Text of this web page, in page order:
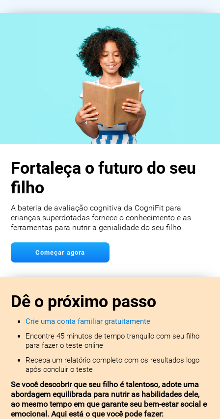
Fortaleça o futuro do seu
filho
A bateria de avaliação cognitiva da CogniFit para
crianças superdotadas fornece o conhecimento e as
ferramentas para nutrir a genialidade do seu filho.
Começar agora
Dê o próximo passo
Crie uma conta familiar gratuitamente
Encontre 45 minutos de tempo tranquilo com seu filho
para fazer o teste online
Receba um relatório completo com os resultados logo
após concluir o teste
Se você descobrir que seu filho é talentoso, adote uma
abordagem equilibrada para nutrir as habilidades dele,
ao mesmo tempo em que garante seu bem-estar social e
emocional. Aqui está o que você pode fazer: